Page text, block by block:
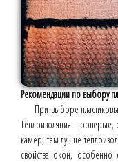
Рекомендации по выбору
При выборе
Теплоизоляция:
камер, тем лучше
свойства окон,